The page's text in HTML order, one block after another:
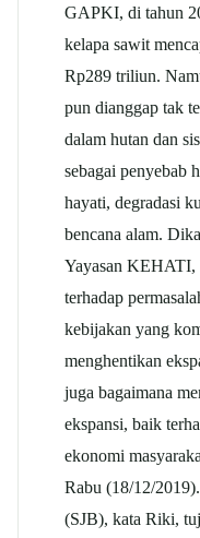
GAPKI, di tahun
kelapa sawit
Rp289 triliun.
pun dianggap tak
dalam hutan dan
sebagai penyebab
hayati, degradasi
bencana alam.
Yayasan KEHATI,
terhadap
kebijakan yang
menghentikan
juga bagaimana
ekspansi, baik
ekonomi
Rabu (18/12/
(SJB), kata Riki,